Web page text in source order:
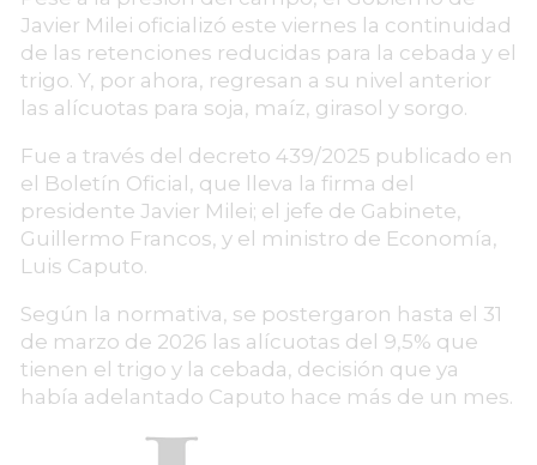
Javier Milei oficializó este viernes la continuidad
de las retenciones reducidas para la cebada y el
trigo. Y, por ahora, regresan a su nivel anterior
las alícuotas para soja, maíz, girasol y sorgo.
Fue a través del decreto 439/2025 publicado en
el Boletín Oficial, que lleva la firma del
presidente Javier Milei; el jefe de Gabinete,
Guillermo Francos, y el ministro de Economía,
Luis Caputo.
Según la normativa, se postergaron hasta el 31
de marzo de 2026 las alícuotas del 9,5% que
tienen el trigo y la cebada, decisión que ya
había adelantado Caputo hace más de un mes.